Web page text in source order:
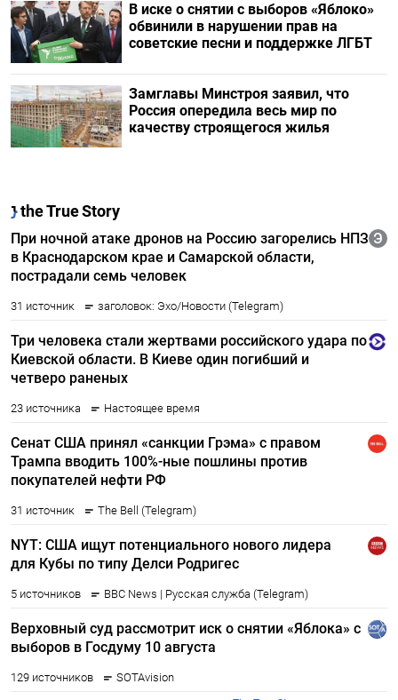
В иске о снятии с выборов «Яблоко»
обвинили в нарушении прав на
советские песни и поддержке ЛГБТ
Замглавы Минстроя заявил, что
Россия опередила весь мир по
качеству строящегося жилья